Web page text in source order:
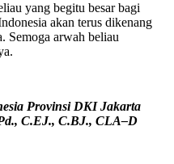
yang begitu besar bagi
akan terus dikenang
Semoga arwah beliau
Provinsi DKI Jakarta
C.EJ., C.BJ., CLA–D